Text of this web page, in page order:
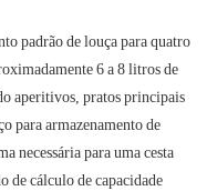
padrão de louça para quatro
6 a 8 litros de
aperitivos, pratos principais
para armazenamento de
necessária para uma cesta
de cálculo de capacidade